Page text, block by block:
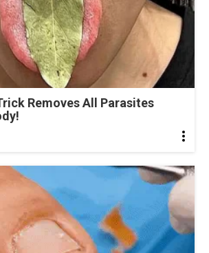
Removes All Parasites